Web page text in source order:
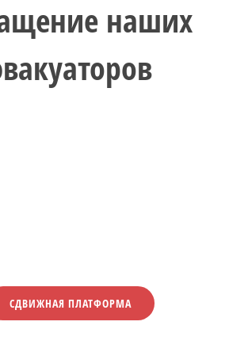
наших
СДВИЖНАЯ ПЛАТФОРМА